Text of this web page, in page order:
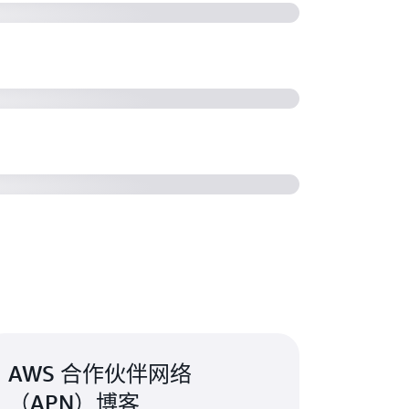
计划帮助乌克兰人在充满挑战的
AWS 合作伙伴网络
（APN）博客